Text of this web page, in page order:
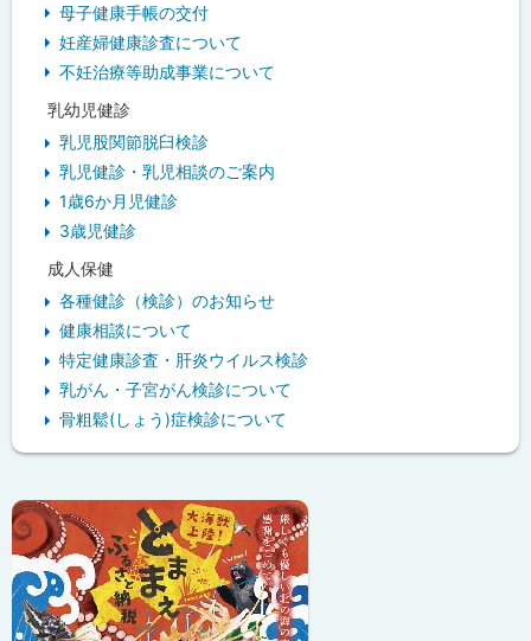
母子健康手帳の交付
妊産婦健康診査について
不妊治療等助成事業について
乳幼児健診
乳児股関節脱臼検診
乳児健診・乳児相談のご案内
1歳6か月児健診
3歳児健診
成人保健
各種健診（検診）のお知らせ
健康相談について
特定健康診査・肝炎ウイルス検診
乳がん・子宮がん検診について
骨粗鬆(しょう)症検診について
ッ
ク
ア
ッ